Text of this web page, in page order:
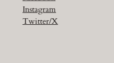
Instagram
Twitter/X